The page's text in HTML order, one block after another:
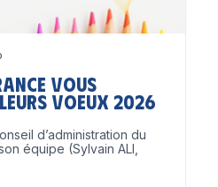
vous
voeux 2026
d’administration du
équipe (Sylvain ALI,